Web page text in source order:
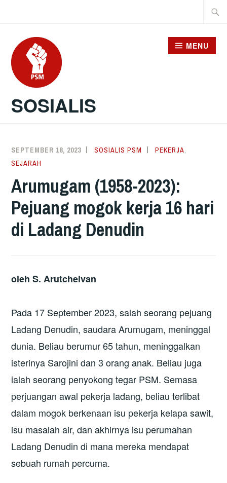
content
SOSIALIS
MENU
SEPTEMBER 18, 2023 SOSIALIS PSM PEKERJA
SEJARAH
Arumugam (1958-2023):
Pejuang mogok kerja 16 hari
di Ladang Denudin
oleh S. Arutchelvan
Pada 17 September 2023, salah seorang pejuang
Ladang Denudin, saudara Arumugam, meninggal
dunia. Beliau berumur 65 tahun, meninggalkan
isterinya Sarojini dan 3 orang anak. Beliau juga
ialah seorang penyokong tegar PSM. Semasa
perjuangan awal pekerja ladang, beliau terlibat
dalam mogok berkenaan isu pekerja kelapa sawit,
isu masalah air, dan akhirnya isu perumahan
Ladang Denudin di mana mereka mendapat
sebuah rumah percuma.